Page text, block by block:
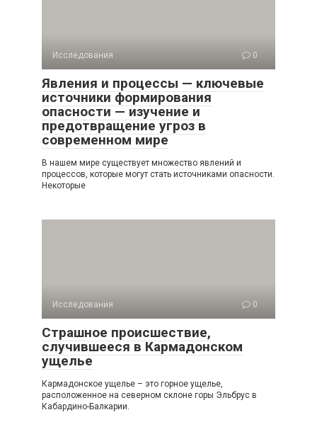
Исследования 0
Явления и процессы — ключевые
источники формирования
опасности — изучение и
предотвращение угроз в
современном мире
В нашем мире существует множество явлений и
процессов, которые могут стать источниками опасности.
Некоторые
Исследования 0
Страшное происшествие,
случившееся в Кармадонском
ущелье
Кармадонское ущелье – это горное ущелье,
расположенное на северном склоне горы Эльбрус в
Кабардино-Балкарии.